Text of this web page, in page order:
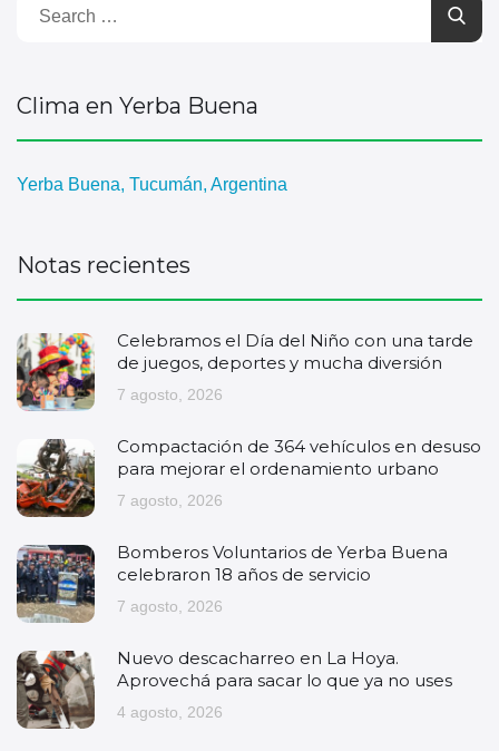
Clima en Yerba Buena
Yerba Buena, Tucumán, Argentina
Notas recientes
Celebramos el Día del Niño con una tarde
de juegos, deportes y mucha diversión
7 agosto, 2026
Compactación de 364 vehículos en desuso
para mejorar el ordenamiento urbano
7 agosto, 2026
Bomberos Voluntarios de Yerba Buena
celebraron 18 años de servicio
7 agosto, 2026
Nuevo descacharreo en La Hoya.
Aprovechá para sacar lo que ya no uses
4 agosto, 2026